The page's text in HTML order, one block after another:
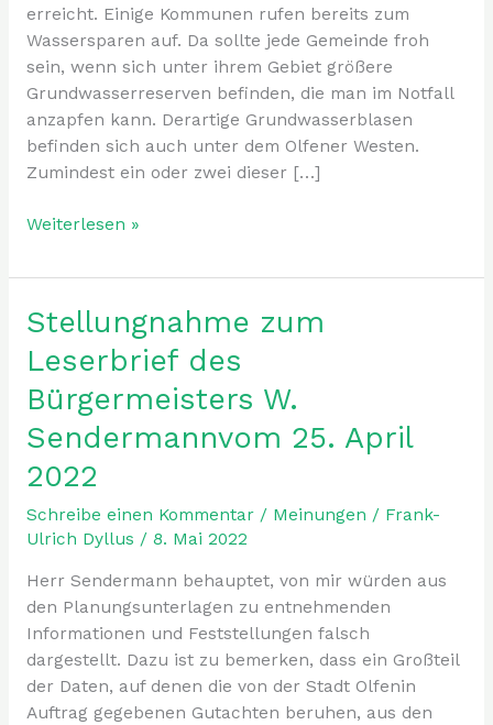
erreicht. Einige Kommunen rufen bereits zum
Wassersparen auf. Da sollte jede Gemeinde froh
sein, wenn sich unter ihrem Gebiet größere
Grundwasserreserven befinden, die man im Notfall
anzapfen kann. Derartige Grundwasserblasen
befinden sich auch unter dem Olfener Westen.
Zumindest ein oder zwei dieser […]
Weiterlesen »
Stellungnahme zum
Leserbrief des
Bürgermeisters W.
Sendermannvom 25. April
2022
Schreibe einen Kommentar / Meinungen / Frank-
Ulrich Dyllus / 8. Mai 2022
Herr Sendermann behauptet, von mir würden aus
den Planungsunterlagen zu entnehmenden
Informationen und Feststellungen falsch
dargestellt. Dazu ist zu bemerken, dass ein Großteil
der Daten, auf denen die von der Stadt Olfenin
Auftrag gegebenen Gutachten beruhen, aus den
Stellungnahme
Leserbrief
des
Bürgermeisters
W.
Sendermannvom